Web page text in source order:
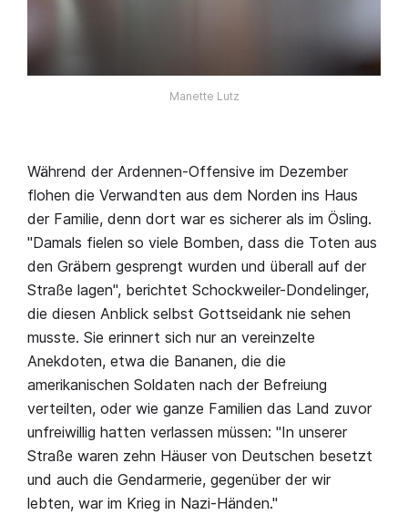
Manette Lutz
Während der Ardennen-Offensive im Dezember
flohen die Verwandten aus dem Norden ins Haus
der Familie, denn dort war es sicherer als im Ösling.
"Damals fielen so viele Bomben, dass die Toten aus
den Gräbern gesprengt wurden und überall auf der
Straße lagen", berichtet Schockweiler-Dondelinger,
die diesen Anblick selbst Gottseidank nie sehen
musste. Sie erinnert sich nur an vereinzelte
Anekdoten, etwa die Bananen, die die
amerikanischen Soldaten nach der Befreiung
verteilten, oder wie ganze Familien das Land zuvor
unfreiwillig hatten verlassen müssen: "In unserer
Straße waren zehn Häuser von Deutschen besetzt
und auch die Gendarmerie, gegenüber der wir
lebten, war im Krieg in Nazi-Händen."